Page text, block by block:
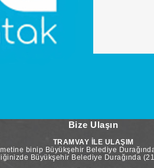
Forum Kayseri Alışveriş
Hunat Mah. Sivas Cad. No:24/1
Bize Ulaşın
TRAMVAY İLE ULAŞIM
binip Büyükşehir Belediye
Büyükşehir Belediye Durağında